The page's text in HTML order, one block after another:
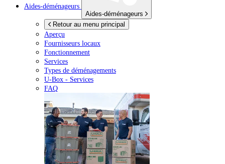
Aides-déménageurs
Aides-déménageurs
Retour au menu principal
Aperçu
Fournisseurs locaux
Fonctionnement
Services
Types de déménagements
U-Box - Services
FAQ